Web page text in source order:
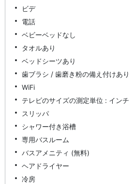
ビデ
電話
ベビーベッドなし
タオルあり
ベッドシーツあり
歯ブラシ / 歯磨き粉の備え付けあり
WiFi
テレビのサイズの測定単位 : インチ
スリッパ
シャワー付き浴槽
専用バスルーム
バスアメニティ (無料)
ヘアドライヤー
冷房